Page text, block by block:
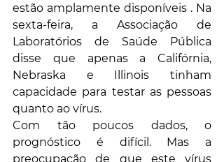
estão amplamente disponíveis . Na
sexta-feira, a Associação de
Laboratórios de Saúde Pública
disse que apenas a Califórnia,
Nebraska e Illinois tinham
capacidade para testar as pessoas
quanto ao vírus.
Com tão poucos dados, o
prognóstico é difícil. Mas a
preocupação de que este vírus